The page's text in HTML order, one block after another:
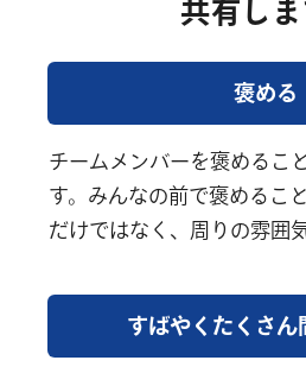
共有し
褒める
チームメンバーを褒めるこ
す。みんなの前で褒めるこ
だけではなく、周りの雰囲
すばやくたくさん